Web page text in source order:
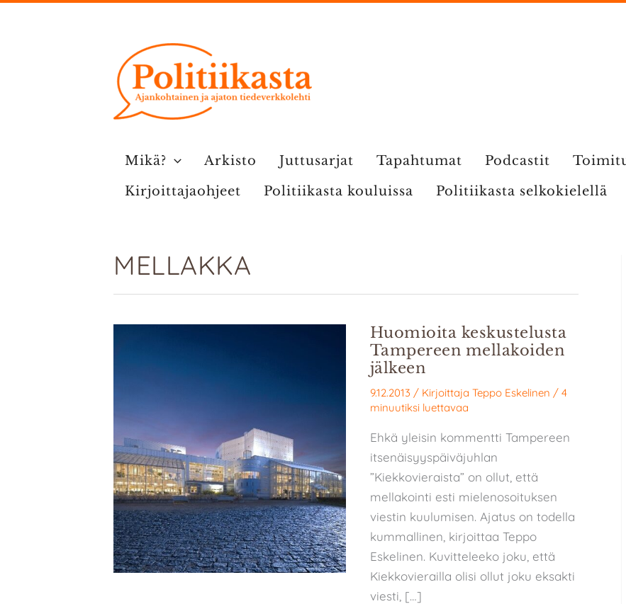
Mikä? Arkisto Juttusarjat Tapahtumat Podcastit
Kirjoittajaohjeet
Politiikasta kouluissa Politiikasta selkokielellä
MELLAKKA
Huomioita keskustelusta
Tampereen mellakoiden
jälkeen
9.12.2013 / Kirjoittaja Teppo Eskelinen / 4
minuutiksi luettavaa
Ehkä yleisin kommentti Tampereen
itsenäisyyspäiväjuhlan
”Kiekkovieraista” on ollut, että
mellakointi esti mielenosoituksen
viestin kuulumisen. Ajatus on todella
kummallinen, kirjoittaa Teppo
Eskelinen. Kuvitteleeko joku, että
Kiekkovierailla olisi ollut joku eksakti
viesti, […]